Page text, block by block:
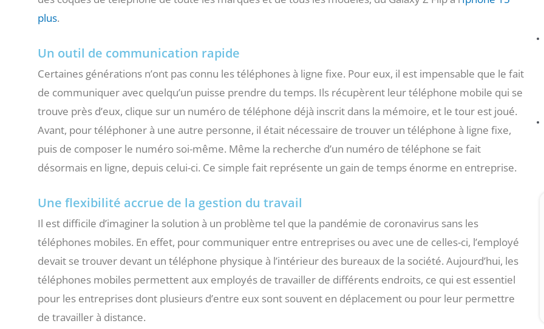
plus.
Un outil de communication rapide
Certaines générations n’ont pas connu les téléphones à ligne fixe. Pour eux, il est impensable que le fait
de communiquer avec quelqu’un puisse prendre du temps. Ils récupèrent leur téléphone mobile qui se
trouve près d’eux, clique sur un numéro de téléphone déjà inscrit dans la mémoire, et le tour est joué.
Avant, pour téléphoner à une autre personne, il était nécessaire de trouver un téléphone à ligne fixe,
puis de composer le numéro soi-même. Même la recherche d’un numéro de téléphone se fait
désormais en ligne, depuis celui-ci. Ce simple fait représente un gain de temps énorme en entreprise.
Une flexibilité accrue de la gestion du travail
Il est difficile d’imaginer la solution à un problème tel que la pandémie de coronavirus sans les
téléphones mobiles. En effet, pour communiquer entre entreprises ou avec une de celles-ci, l’employé
devait se trouver devant un téléphone physique à l’intérieur des bureaux de la société. Aujourd’hui, les
téléphones mobiles permettent aux employés de travailler de différents endroits, ce qui est essentiel
pour les entreprises dont plusieurs d’entre eux sont souvent en déplacement ou pour leur permettre
de travailler à distance.